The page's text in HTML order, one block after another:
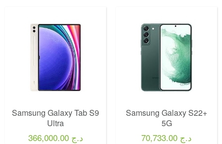
Samsung Galaxy Tab S9
Ultra
366,000.00 د.ج
Samsung Galaxy S22+
5G
70,733.00 د.ج